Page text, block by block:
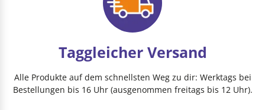
Taggleicher Versand
Alle Produkte auf dem schnellsten Weg zu dir: Werktags bei
Bestellungen bis 16 Uhr (ausgenommen freitags bis 12 Uhr).